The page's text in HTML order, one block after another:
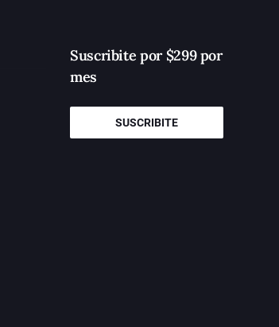
Suscribite por $299 por
mes
SUSCRIBITE